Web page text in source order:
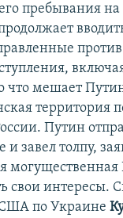
пребывания на
мешает
территория
Путин
завел толпу,
могущественная
свои интересы.
США по Украине